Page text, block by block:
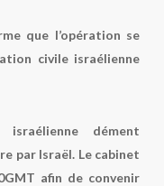
que l’opération se
civile israélienne
dément
par Israël. Le cabinet
afin de convenir